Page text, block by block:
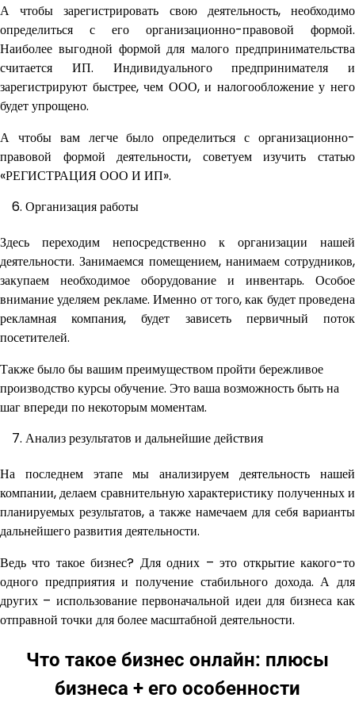
А чтобы зарегистрировать свою деятельность, необходимо
определиться с его организационно-правовой формой.
Наиболее выгодной формой для малого предпринимательства
считается ИП. Индивидуального предпринимателя и
зарегистрируют быстрее, чем ООО, и налогообложение у него
будет упрощено.
А чтобы вам легче было определиться с организационно-
правовой формой деятельности, советуем изучить статью
«РЕГИСТРАЦИЯ ООО И ИП».
Организация работы
Здесь переходим непосредственно к организации нашей
деятельности. Занимаемся помещением, нанимаем сотрудников,
закупаем необходимое оборудование и инвентарь. Особое
внимание уделяем рекламе. Именно от того, как будет проведена
рекламная компания, будет зависеть первичный поток
посетителей.
Также было бы вашим преимуществом пройти бережливое
производство курсы обучение. Это ваша возможность быть на
шаг впереди по некоторым моментам.
Анализ результатов и дальнейшие действия
На последнем этапе мы анализируем деятельность нашей
компании, делаем сравнительную характеристику полученных и
планируемых результатов, а также намечаем для себя варианты
дальнейшего развития деятельности.
Ведь что такое бизнес? Для одних – это открытие какого-то
одного предприятия и получение стабильного дохода. А для
других – использование первоначальной идеи для бизнеса как
отправной точки для более масштабной деятельности.
Что такое бизнес онлайн: плюсы
бизнеса + его особенности